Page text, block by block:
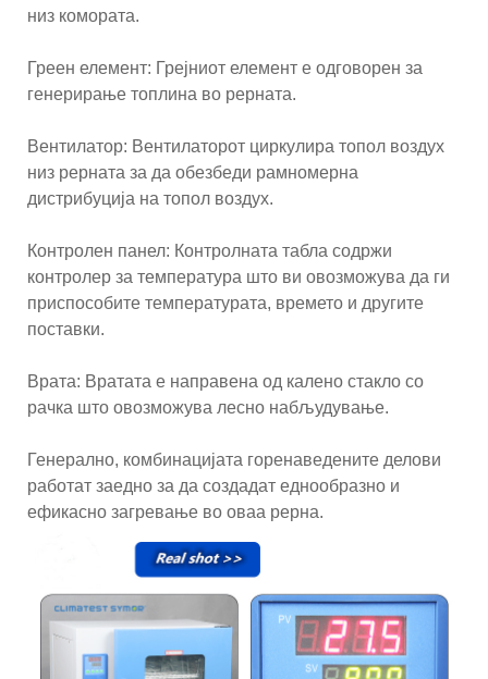
низ комората.
Греен елемент: Грејниот елемент е одговорен за
генерирање топлина во рерната.
Вентилатор: Вентилаторот циркулира топол воздух
низ рерната за да обезбеди рамномерна
дистрибуција на топол воздух.
Контролен панел: Контролната табла содржи
контролер за температура што ви овозможува да ги
приспособите температурата, времето и другите
поставки.
Врата: Вратата е направена од калено стакло со
рачка што овозможува лесно набљудување.
Генерално, комбинацијата горенаведените делови
работат заедно за да создадат еднообразно и
ефикасно загревање во оваа рерна.